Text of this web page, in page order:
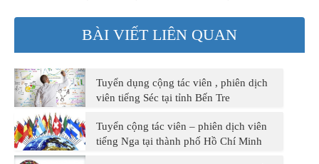
BÀI VIẾT LIÊN QUAN
Tuyển dụng cộng tác viên , phiên dịch
viên tiếng Séc tại tỉnh Bến Tre
Tuyển cộng tác viên – phiên dịch viên
tiếng Nga tại thành phố Hồ Chí Minh